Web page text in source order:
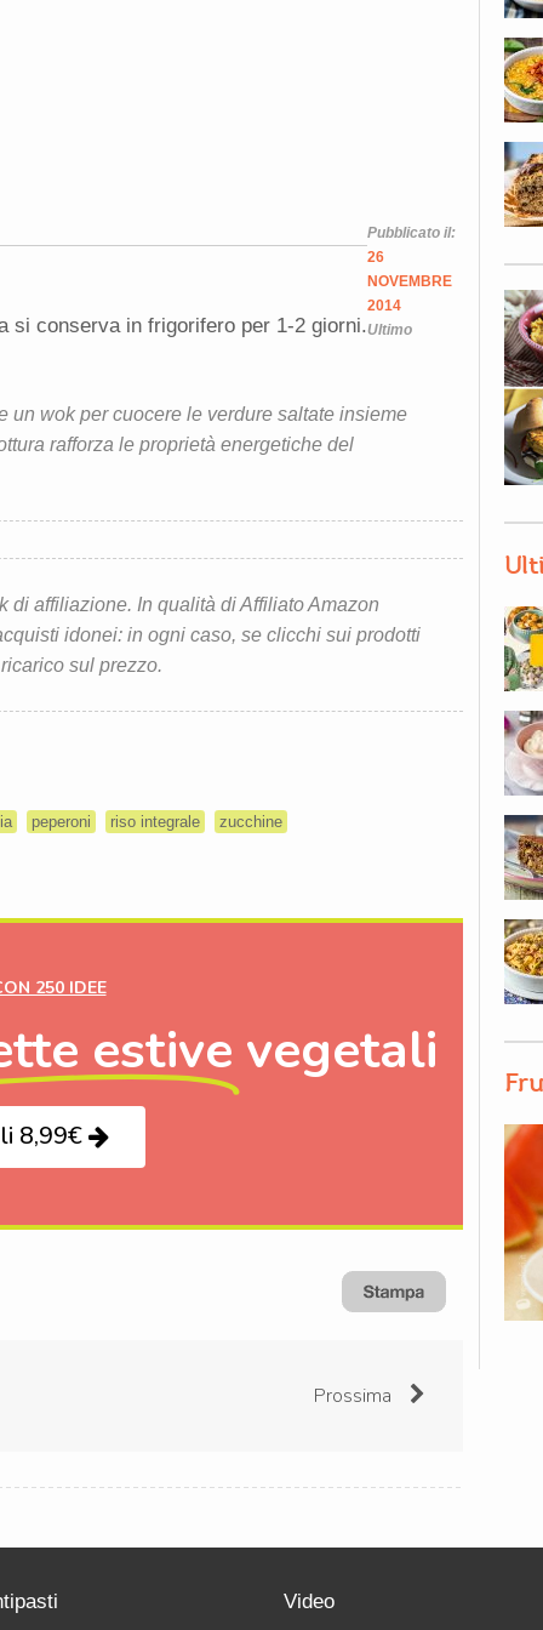
si conserva in frigorifero per 1-2 giorni.
un wok per cuocere le verdure saltate insieme
rafforza le proprietà energetiche del
di affiliazione. In qualità di Affiliato Amazon
idonei: in ogni caso, se clicchi sui prodotti
sul prezzo.
Pubblicato il:
26
NOVEMBRE
2014
Ultimo
peperoni riso integrale zucchine
250 IDEE
estive vegetali
8,99€
Prossima
Video